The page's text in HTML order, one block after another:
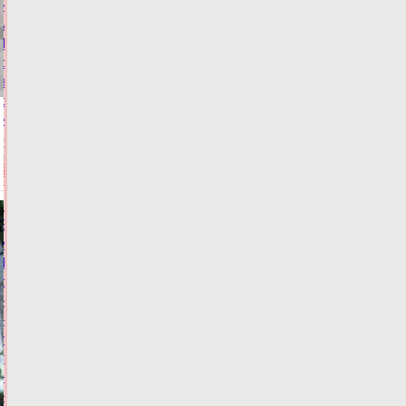
из
муниципалитетов
Тверской
области
забыли
об
инвалидах
06.08.2026,
ФОТО
ЗАКОН И
ПОРЯДОК
Виталий
Королев:
Тверские
спортсмены
–
наша
гордость,
тренеры
–
наше